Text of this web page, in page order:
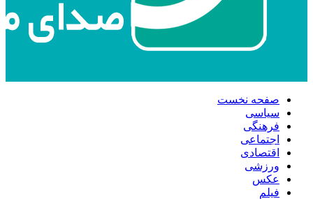
صفحه نخست
سیاسی
فرهنگی
اجتماعی
اقتصادی
ورزشی
عکس
فیلم